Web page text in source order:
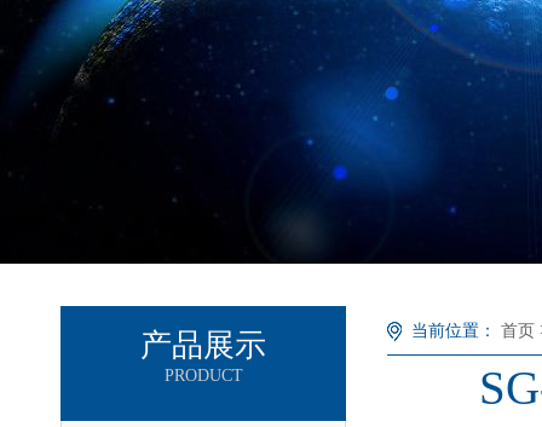
产品展示
PRODUCT
当前位置： 首页